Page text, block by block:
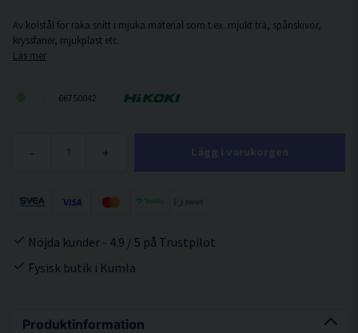
Produktinformation
Av kolstål för raka snitt i mjuka material som t.ex. mjukt trä, spånskivor,
kryssfaner, mjukplast etc.
Läs mer
66750042
- +
Nöjda kunder - 4.9 / 5 på Trustpilot
Fysisk butik i Kumla